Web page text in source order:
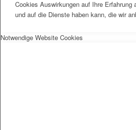
Cookies Auswirkungen auf Ihre Erfahrung
und auf die Dienste haben kann, die wir
Notwendige Website Cookies